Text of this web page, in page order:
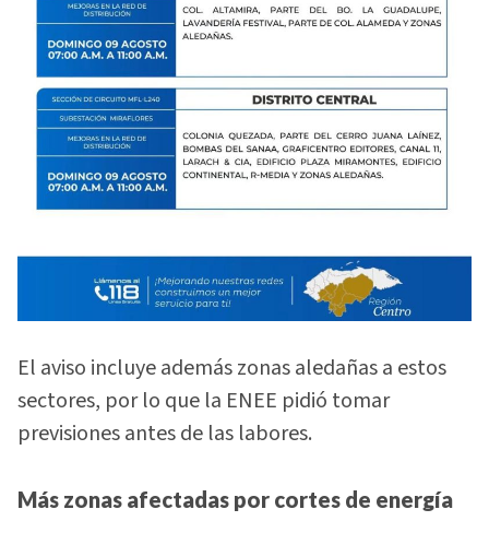
El aviso incluye además zonas aledañas a estos
sectores, por lo que la ENEE pidió tomar
previsiones antes de las labores.
Más zonas afectadas por cortes de energía